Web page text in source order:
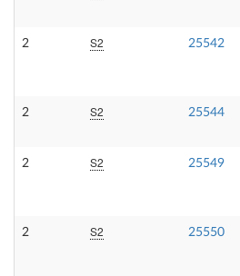
2 S2 25542
2 S2 25544
2 S2 25549
2 S2 25550